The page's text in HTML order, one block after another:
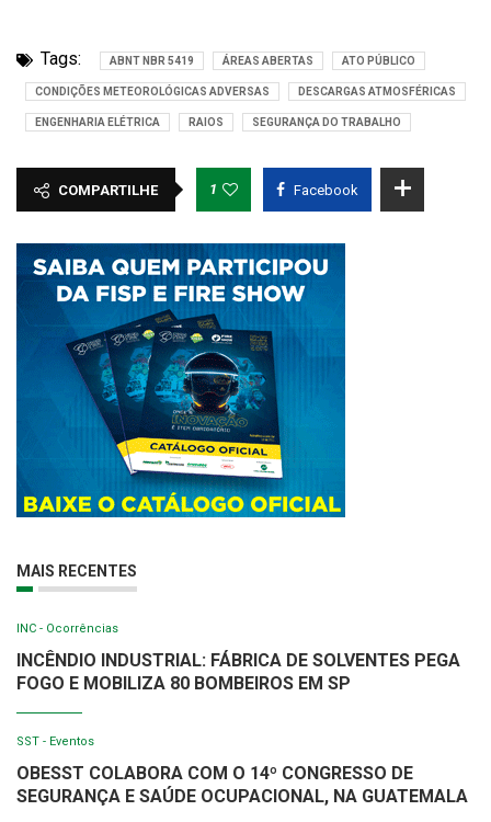
Tags: ABNT NBR 5419 ÁREAS ABERTAS ATO PÚBLICO
CONDIÇÕES METEOROLÓGICAS ADVERSAS DESCARGAS ATMOSFÉRICAS
ENGENHARIA ELÉTRICA RAIOS SEGURANÇA DO TRABALHO
COMPARTILHE 1 Facebook
MAIS RECENTES
INC - Ocorrências
INCÊNDIO INDUSTRIAL: FÁBRICA DE SOLVENTES PEGA
FOGO E MOBILIZA 80 BOMBEIROS EM SP
SST - Eventos
OBESST COLABORA COM O 14º CONGRESSO DE
SEGURANÇA E SAÚDE OCUPACIONAL, NA GUATEMALA